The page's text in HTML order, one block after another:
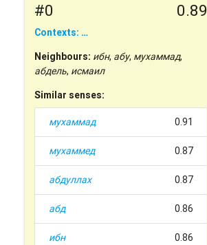
#0 0.89
Contexts: …
Neighbours: ибн, абу, мухаммад,
абдель, исмаил
Similar senses:
мухаммад 0.91
мухаммед 0.87
абдуллах 0.87
абд 0.86
ибн 0.86